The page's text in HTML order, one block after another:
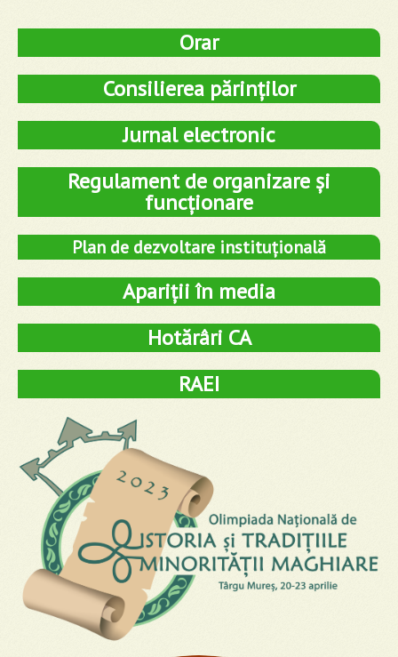
Orar
Consilierea părinților
Jurnal electronic
Regulament de organizare și
funcționare
Plan de dezvoltare instituțională
Apariții în media
Hotărâri CA
RAEI